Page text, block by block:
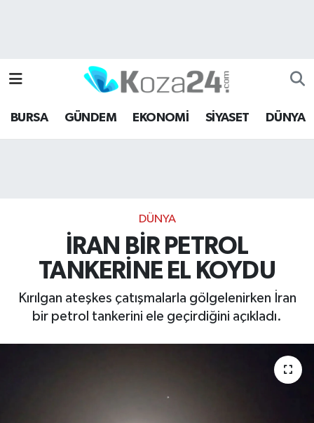
BURSA GÜNDEM EKONOMİ SİYASET DÜNYA
DÜNYA
İRAN BİR PETROL
TANKERİNE EL KOYDU
Kırılgan ateşkes çatışmalarla gölgelenirken İran
bir petrol tankerini ele geçirdiğini açıkladı.
Bursa Hava Durumu
Bursa Namaz Vakitleri
Tüm Manşetler
Son Dakika Haberleri
Haber Arşivi